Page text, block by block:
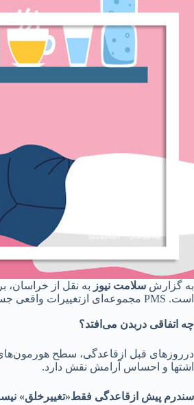
به گزارش سلامت نیوز
است. PMS مجموعه‌ای ازتغییرات واقعی جسمی، هورمونی و عصبی است که می‌تواند روی خلق‌وخو، خواب، تمرکز و حتی درد بدن اثربگذارد.
چه اتفاقی دربدن می‌افتد؟
درروزهای قبل ازقاعدگی، سطح هورمون‌های
اشتها و احساس آرامش نقش دارد.
سندرم پیش ازقاعدگی فقط«تغییرخلق»